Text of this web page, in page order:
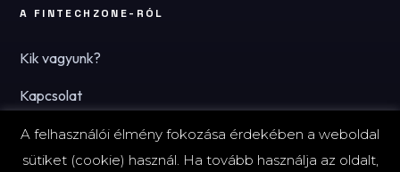
A FINTECHZONE-RÓL
Kik vagyunk?
Kapcsolat
Hírlevél
A felhasználói élmény fokozása érdekében a weboldal
sütiket (cookie) használ. Ha tovább használja az oldalt,